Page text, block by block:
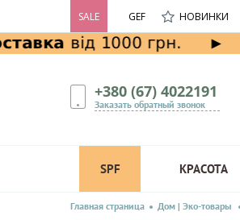
SALE GEF НОВИНКИ
+380 (67) 4022191
Заказать обратный звонок
SPF КРАСОТА
Главная страница Дом | Эко-товары